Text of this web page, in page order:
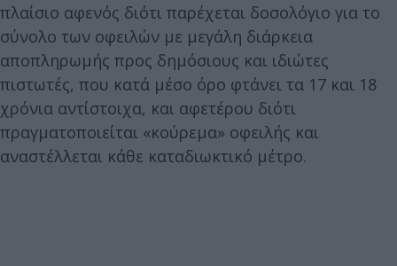
πλαίσιο αφενός διότι παρέχεται δοσολόγιο για το
σύνολο των οφειλών με μεγάλη διάρκεια
αποπληρωμής προς δημόσιους και ιδιώτες
πιστωτές, που κατά μέσο όρο φτάνει τα 17 και 18
χρόνια αντίστοιχα, και αφετέρου διότι
πραγματοποιείται «κούρεμα» οφειλής και
αναστέλλεται κάθε καταδιωκτικό μέτρο.